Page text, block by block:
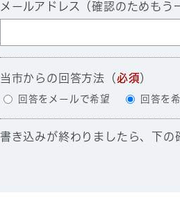
メールアドレス（確認のためもう
当市からの回答方法 （必須）
回答をメールで希望 回答を
書き込みが終わりましたら、下の